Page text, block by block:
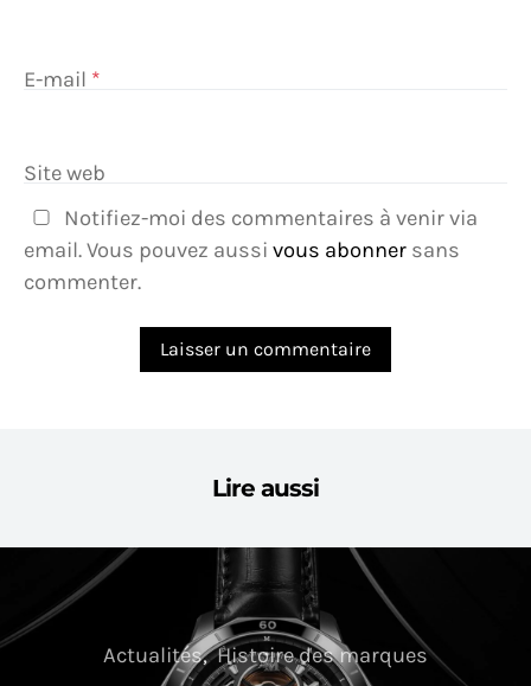
E-mail *
Site web
Notifiez-moi des commentaires à venir via
email. Vous pouvez aussi vous abonner sans
commenter.
Lire aussi
Actualités Histoire des marques